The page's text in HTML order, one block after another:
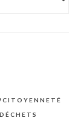
CITOYENNETÉ
DÉCHETS